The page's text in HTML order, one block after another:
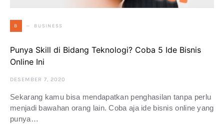
B BUSINESS
Punya Skill di Bidang Teknologi? Coba 5 Ide Bisnis
Online Ini
DESEMBER 7, 2020
Sekarang kamu bisa mendapatkan penghasilan tanpa perlu
menjadi bawahan orang lain. Coba aja ide bisnis online yang
punya…